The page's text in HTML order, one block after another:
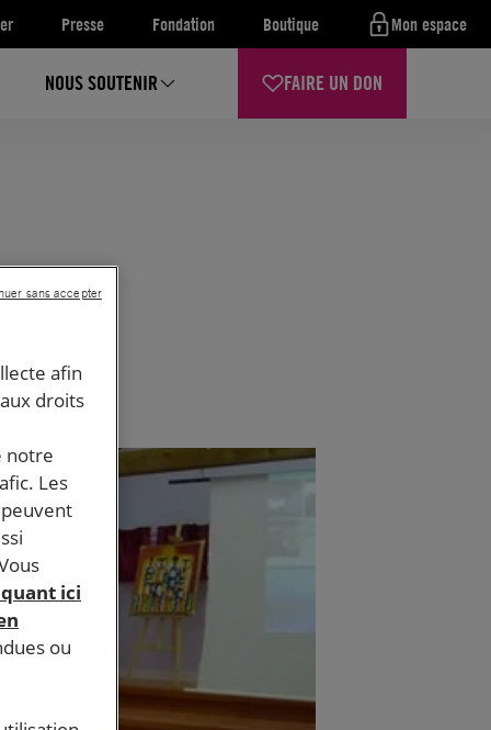
Presse Fondation Boutique Mon espace
NOUS SOUTENIR FAIRE UN DON
afin
droits
notre
Les
ici
ou
sans accepter